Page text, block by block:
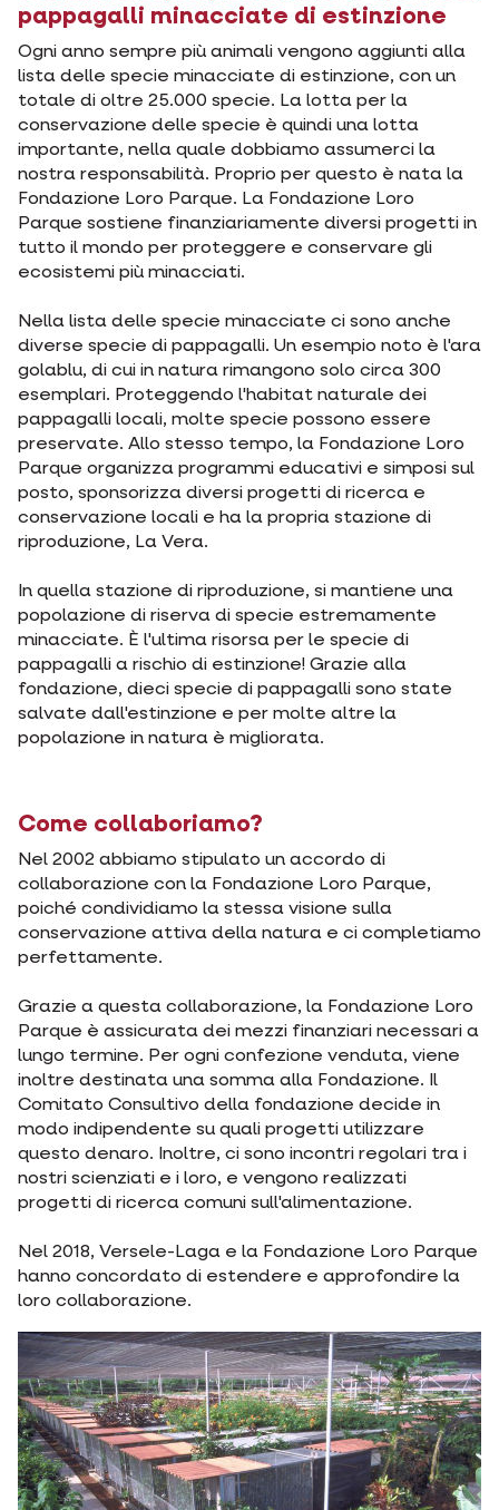
pappagalli minacciate di estinzione
Ogni anno sempre più animali vengono aggiunti alla
lista delle specie minacciate di estinzione, con un
totale di oltre 25.000 specie. La lotta per la
conservazione delle specie è quindi una lotta
importante, nella quale dobbiamo assumerci la
nostra responsabilità. Proprio per questo è nata la
Fondazione Loro Parque. La Fondazione Loro
Parque sostiene finanziariamente diversi progetti in
tutto il mondo per proteggere e conservare gli
ecosistemi più minacciati.
Nella lista delle specie minacciate ci sono anche
diverse specie di pappagalli. Un esempio noto è l'ara
golablu, di cui in natura rimangono solo circa 300
esemplari. Proteggendo l'habitat naturale dei
pappagalli locali, molte specie possono essere
preservate. Allo stesso tempo, la Fondazione Loro
Parque organizza programmi educativi e simposi sul
posto, sponsorizza diversi progetti di ricerca e
conservazione locali e ha la propria stazione di
riproduzione, La Vera.
In quella stazione di riproduzione, si mantiene una
popolazione di riserva di specie estremamente
minacciate. È l'ultima risorsa per le specie di
pappagalli a rischio di estinzione! Grazie alla
fondazione, dieci specie di pappagalli sono state
salvate dall'estinzione e per molte altre la
popolazione in natura è migliorata.
Come collaboriamo?
Nel 2002 abbiamo stipulato un accordo di
collaborazione con la Fondazione Loro Parque,
poiché condividiamo la stessa visione sulla
conservazione attiva della natura e ci completiamo
perfettamente.
Grazie a questa collaborazione, la Fondazione Loro
Parque è assicurata dei mezzi finanziari necessari a
lungo termine. Per ogni confezione venduta, viene
inoltre destinata una somma alla Fondazione. Il
Comitato Consultivo della fondazione decide in
modo indipendente su quali progetti utilizzare
questo denaro. Inoltre, ci sono incontri regolari tra i
nostri scienziati e i loro, e vengono realizzati
progetti di ricerca comuni sull'alimentazione.
Nel 2018, Versele-Laga e la Fondazione Loro Parque
hanno concordato di estendere e approfondire la
loro collaborazione.